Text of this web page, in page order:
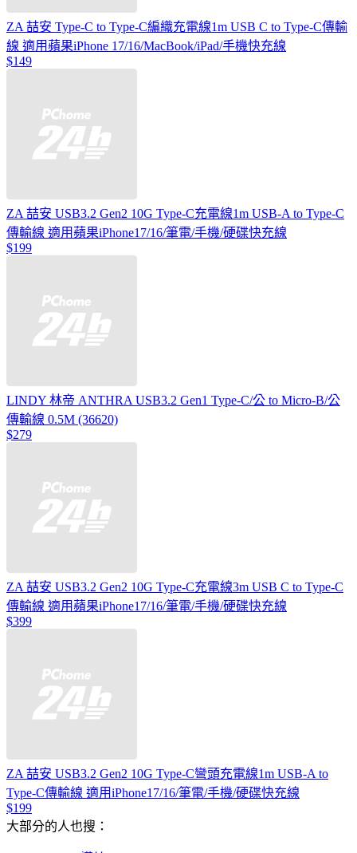
ZA 喆安 Type-C to Type-C編織充電線1m USB C to Type-C傳輸
線 適用蘋果iPhone 17/16/MacBook/iPad/手機快充線
$149
ZA 喆安 USB3.2 Gen2 10G Type-C充電線1m USB-A to Type-C
傳輸線 適用蘋果iPhone17/16/筆電/手機/硬碟快充線
$199
LINDY 林帝 ANTHRA USB3.2 Gen1 Type-C/公 to Micro-B/公
傳輸線 0.5M (36620)
$279
ZA 喆安 USB3.2 Gen2 10G Type-C充電線3m USB C to Type-C
傳輸線 適用蘋果iPhone17/16/筆電/手機/硬碟快充線
$399
ZA 喆安 USB3.2 Gen2 10G Type-C彎頭充電線1m USB-A to
Type-C傳輸線 適用iPhone17/16/筆電/手機/硬碟快充線
$199
大部分的人也搜：